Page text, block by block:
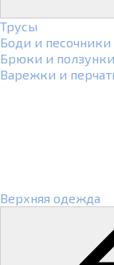
Трусы
Боди и песочники
Брюки и ползунки
Варежки и
Верхняя одежда